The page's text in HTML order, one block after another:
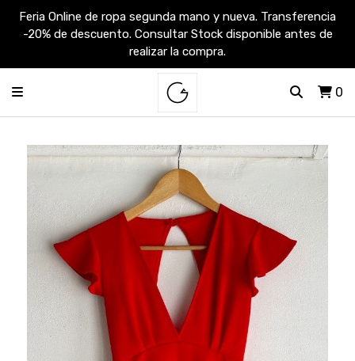
Feria Online de ropa segunda mano y nueva. Transferencia
-20% de descuento. Consultar Stock disponible antes de
realizar la compra.
0